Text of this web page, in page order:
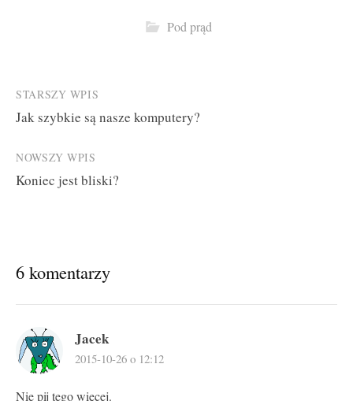
Pod prąd
Post
navigation
STARSZY WPIS
Jak szybkie są nasze komputery?
NOWSZY WPIS
Koniec jest bliski?
6 komentarzy
Jacek
2015-10-26 o 12:12
Nie pij tego więcej.